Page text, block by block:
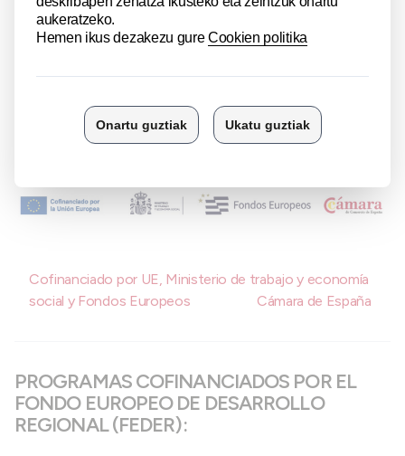
desarrollo de startups tecnológicas, proporcionando
formación, asesoramiento, mentoría personalizada y acceso
una idea en un Producto Mínimo Viable (MVP), y “Despega”,
donde las startups consolidadas reciben apoyo para escalar
su negocio y presentarlo ante business angels y mercados
más amplios.
Cofinanciado por UE, Ministerio de trabajo y economía
social y Fondos Europeos
Cámara de España
PROGRAMAS COFINANCIADOS POR EL
FONDO EUROPEO DE DESARROLLO
REGIONAL (FEDER):